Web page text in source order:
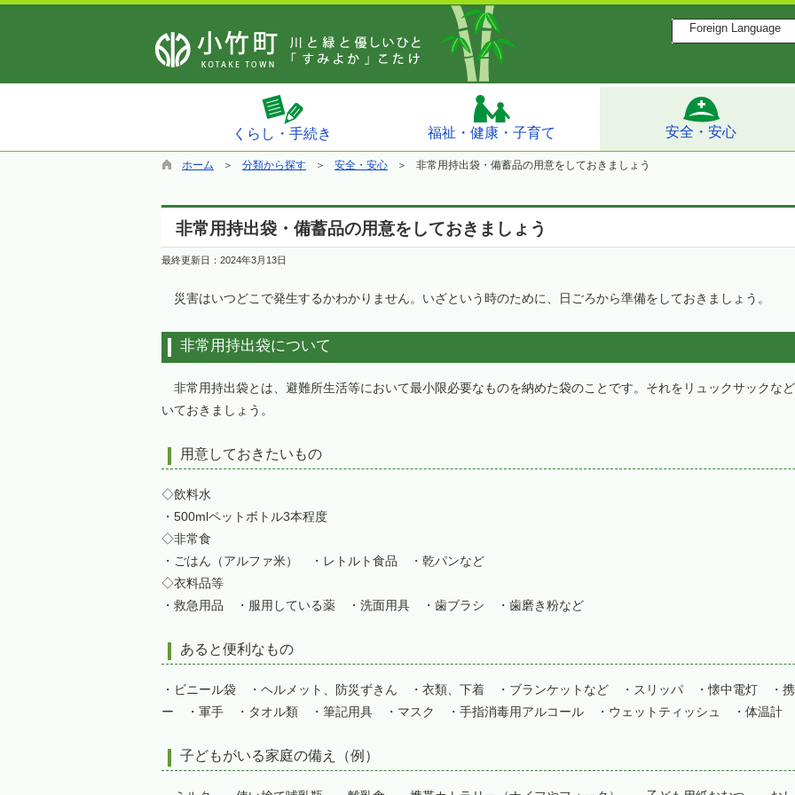
Foreign Language
くらし・手続き 福祉・健康・子育て 安全・安心
ホーム 分類から探す 安全・安心 非常用持出袋・備蓄品の用意をしておきましょう
非常用持出袋・備蓄品の用意をしておきましょう
最終更新日： 2024年3月13日
災害はいつどこで発生するかわかりません。いざという時のために、日ごろから準備をしておきましょう。
非常用持出袋について
非常用持出袋とは、避難所生活等において最小限必要なものを納めた袋のことです。それをリュックサックな
いておきましょう。
用意しておきたいもの
◇飲料水
・500mlペットボトル3本程度
◇非常食
・ごはん（アルファ米） ・レトルト食品 ・乾パンなど
◇衣料品等
・救急用品 ・服用している薬 ・洗面用具 ・歯ブラシ ・歯磨き粉など
あると便利なもの
・ビニール袋 ・ヘルメット、防災ずきん ・衣類、下着 ・ブランケットなど ・スリッパ ・懐中電灯 ・
ー ・軍手 ・タオル類 ・筆記用具 ・マスク ・手指消毒用アルコール ・ウェットティッシュ ・体温計
子どもがいる家庭の備え（例）